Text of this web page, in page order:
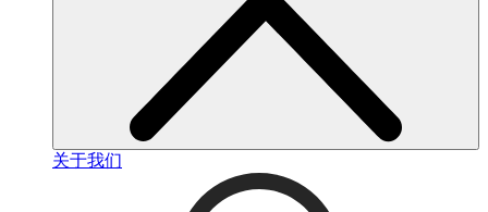
关于我们